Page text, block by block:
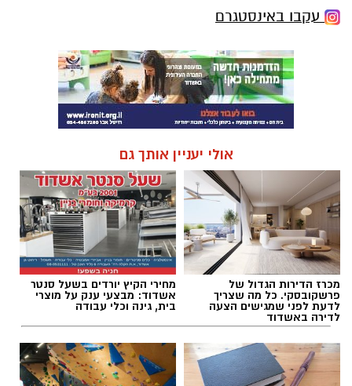
עקבו באינסטגרם
אולי יעניין אותך גם
מכרז הדירות הגדול של
פרשקובסקי. כל מה שצריך
לדעת לפני שמגישים הצעה
לדירה באשדוד
מחירי הקיץ יורדים בשעל סנטר
אשדוד: מבצעי ענק על מוצרי
בית, גינה וכלי עבודה